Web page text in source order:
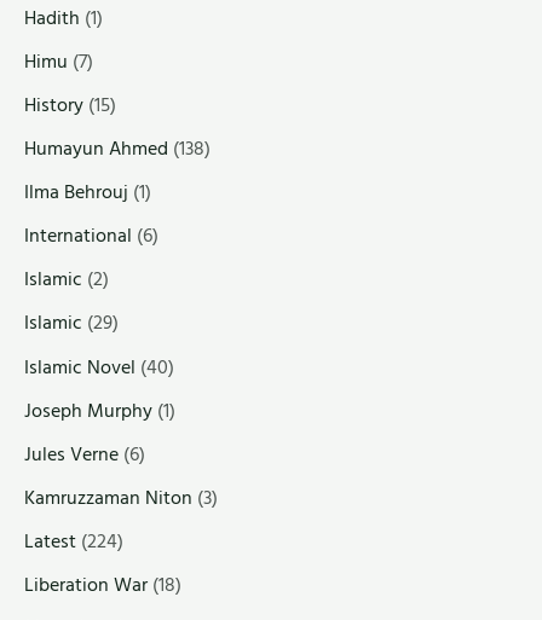
Hadith (1)
Himu (7)
History(15)
Humayun Ahmed (138)
Ilma Behrouj (1)
International (6)
Islamic (2)
Islamic (29)
Islamic Novel (40)
Joseph Murphy(1)
Jules Verne(6)
Kamruzzaman Niton (3)
Latest(224)
Liberation War(18)